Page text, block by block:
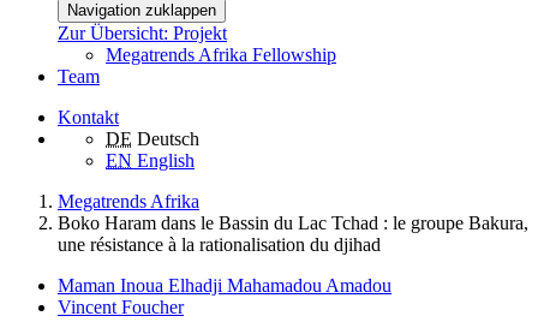
Navigation zuklappen
Zur Übersicht: Projekt
Megatrends Afrika Fellowship
Team
Kontakt
DE Deutsch
EN English
Megatrends Afrika
Boko Haram dans le Bassin du Lac Tchad : le groupe Bakura,
une résistance à la rationalisation du djihad
Maman Inoua Elhadji Mahamadou Amadou
Vincent Foucher